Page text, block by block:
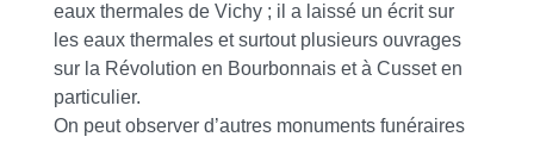
eaux thermales de Vichy ; il a laissé un écrit sur
les eaux thermales et surtout plusieurs ouvrages
sur la Révolution en Bourbonnais et à Cusset en
particulier.
On peut observer d’autres monuments funéraires